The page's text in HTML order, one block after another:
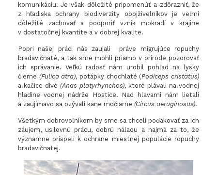
komunikáciu. Je však dôležité pripomenúť a zdôrazniť, že
z hľadiska ochrany biodiverzity obojživelníkov je veľmi
dôležité zachovať a podporiť vznik mokradí v krajine
v dostatočnej kvantite a v dobrej kvalite.
Popri našej práci nás zaujali práve migrujúce ropuchy
bradavičnaté, a tak sme mohli priamo v prírode pozorovať
ich správanie. Veľkú radosť nám urobil pohľad na lysky
čierne (Fulica atra), potápky chochlaté (Podiceps cristatus)
a kačice divé (Anas platyrhynchos), ktoré plávali na vodnej
hladine vodnej nádrže Hostice. Nad hlavami nám lietali
a zaujímavo sa ozývali kane močiarne (Circus aeruginosus).
Všetkým dobrovoľníkom by sme sa chceli poďakovať za ich
záujem, usilovnú prácu, dobrú náladu a najmä za to, že
významne prispeli k ochrane miestnej populácie ropuchy
bradavičnatej.